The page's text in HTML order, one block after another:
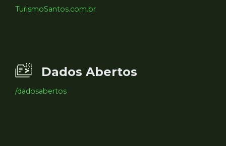
TurismoSantos.com.br
Dados Abertos
/dadosabertos